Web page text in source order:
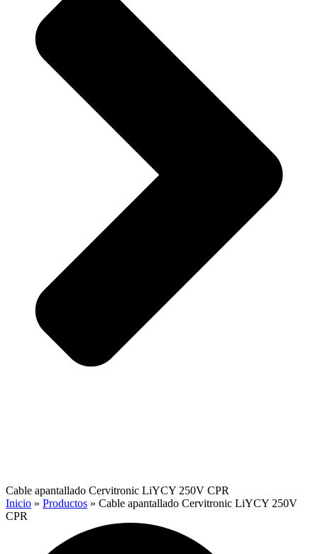
Cable apantallado Cervitronic LiYCY 250V CPR
Inicio » Productos » Cable apantallado Cervitronic LiYCY 250V
CPR